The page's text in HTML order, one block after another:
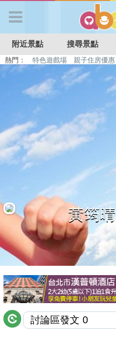
APP登入
首 頁
搜尋景點
好康優惠
最新留言
商家合作
推薦景點
討論區
聯絡我們
附近景點 搜尋景點
熱門： 特色遊戲場 親子住房優惠
溜滑梯民宿
觀光工廠
黃筠晴